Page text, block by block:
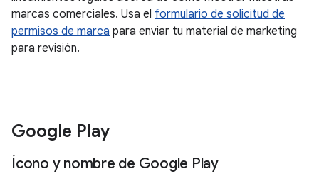
marcas comerciales. Usa el formulario de solicitud de
permisos de marca para enviar tu material de marketing
para revisión.
Google Play
Ícono y nombre de Google Play